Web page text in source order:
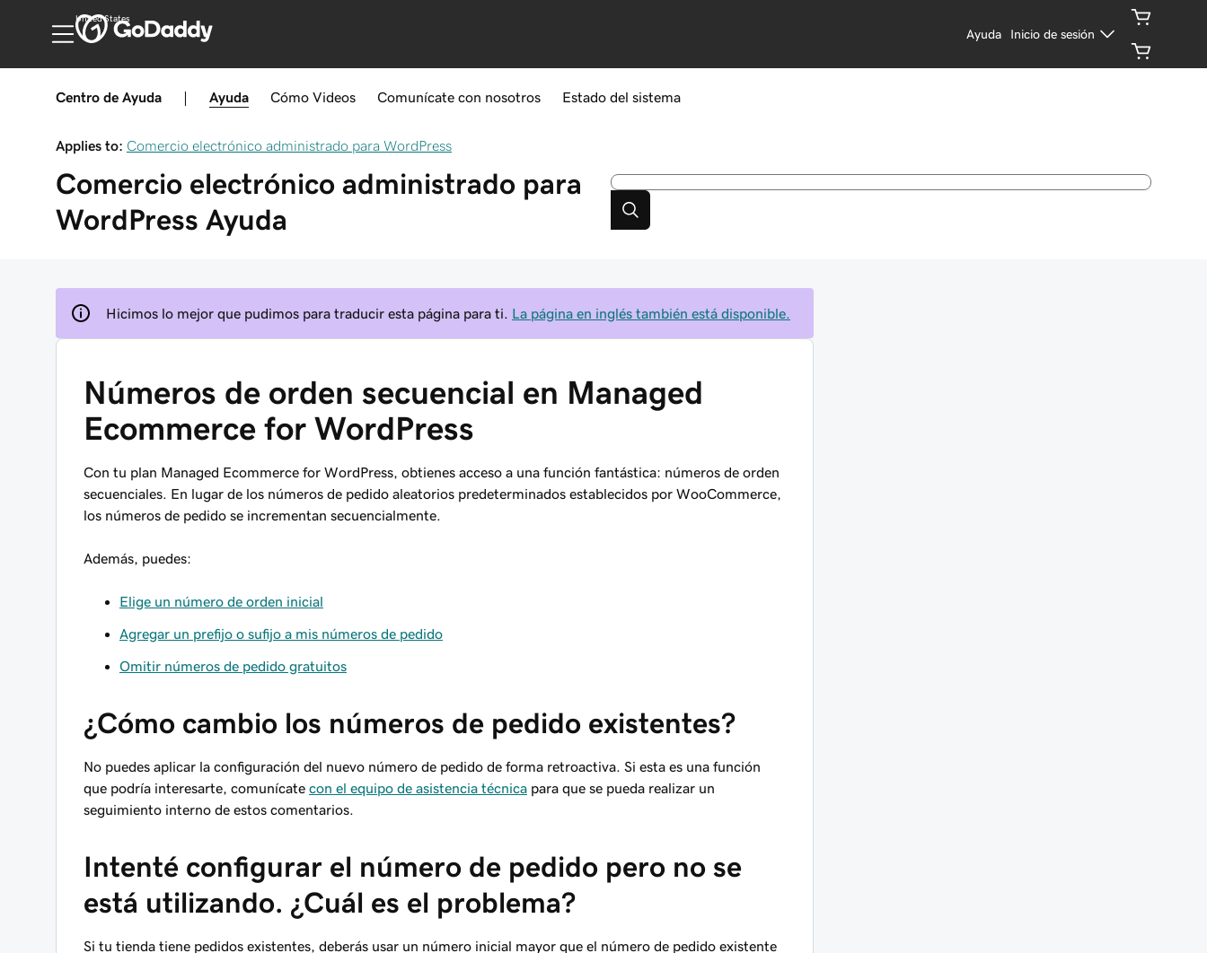
United States
Ayuda Inicio de sesión
Centro de Ayuda Ayuda Cómo Videos Comunícate con nosotros Estado del sistema
Applies to: Comercio electrónico administrado para WordPress
Comercio electrónico administrado para
WordPress Ayuda
Hicimos lo mejor que pudimos para traducir esta página para ti. La página en inglés también está disponible.
Números de orden secuencial en Managed
Ecommerce for WordPress
Con tu plan Managed Ecommerce for WordPress, obtienes acceso a una función fantástica: números de orden
secuenciales. En lugar de los números de pedido aleatorios predeterminados establecidos por WooCommerce,
los números de pedido se incrementan secuencialmente.
Además, puedes:
Elige un número de orden inicial
Agregar un prefijo o sufijo a mis números de pedido
Omitir números de pedido gratuitos
¿Cómo cambio los números de pedido existentes?
No puedes aplicar la configuración del nuevo número de pedido de forma retroactiva. Si esta es una función
que podría interesarte, comunícate con el equipo de asistencia técnica para que se pueda realizar un
seguimiento interno de estos comentarios.
Intenté configurar el número de pedido pero no se
está utilizando. ¿Cuál es el problema?
Si tu tienda tiene pedidos existentes, deberás usar un número inicial mayor que el número de pedido existente